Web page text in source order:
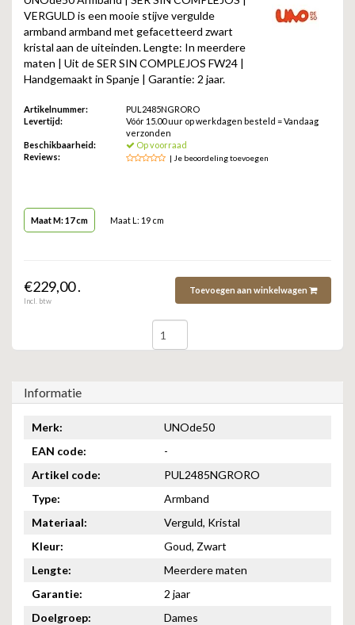
ZAG BIJOUX
LILLY
KAPTEN & SON
VERGULD is een mooie stijve vergulde
armband armband met gefacetteerd zwart
kristal aan de uiteinden. Lengte: In meerdere
maten | Uit de SER SIN COMPLEJOS FW24 |
Handgemaakt in Spanje | Garantie: 2 jaar.
Artikelnummer:
PUL2485NGRORO
Levertijd:
Vóór 15.00 uur op werkdagen besteld = Vandaag
verzonden
Beschikbaarheid:
Op voorraad
Reviews:
| Je beoordeling toevoegen
Maat M: 17 cm Maat L: 19 cm
€229,00 .
Incl. btw
Toevoegen aan winkelwagen
Informatie
Merk:
UNOde50
EAN code:
-
Artikel code:
PUL2485NGRORO
Type:
Armband
Materiaal:
Verguld, Kristal
Kleur:
Goud, Zwart
Lengte:
Meerdere maten
Garantie:
2 jaar
Doelgroep:
Dames